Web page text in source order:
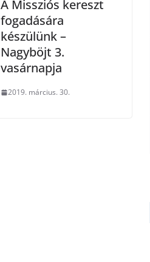
A Missziós kereszt
fogadására
készülünk –
Nagyböjt 3.
vasárnapja
2019. március. 30.